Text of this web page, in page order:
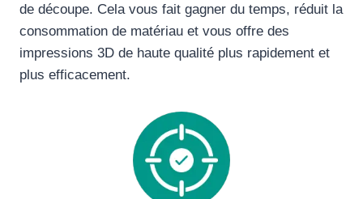
de découpe. Cela vous fait gagner du temps, réduit la
consommation de matériau et vous offre des
impressions 3D de haute qualité plus rapidement et
plus efficacement.